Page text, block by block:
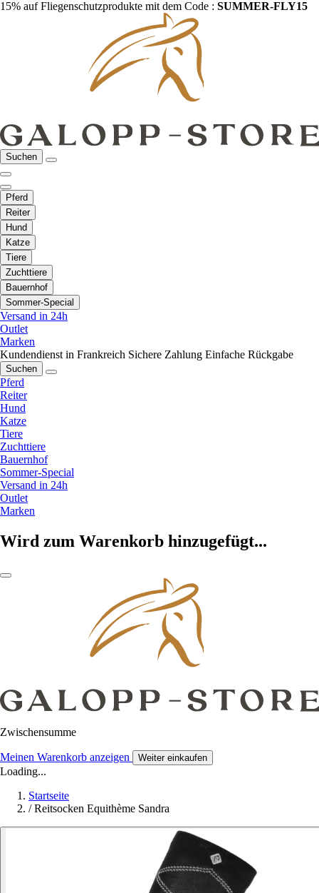
15% auf Fliegenschutzprodukte mit dem Code : SUMMER-FLY15
Suchen
Pferd
Reiter
Hund
Katze
Tiere
Zuchttiere
Bauernhof
Sommer-Special
Versand in 24h
Outlet
Marken
Kundendienst in Frankreich Sichere Zahlung Einfache Rückgabe
Suchen
Pferd
Reiter
Hund
Katze
Tiere
Zuchttiere
Bauernhof
Sommer-Special
Versand in 24h
Outlet
Marken
Wird zum Warenkorb hinzugefügt...
Zwischensumme
Meinen Warenkorb anzeigen Weiter einkaufen
Loading...
Startseite
/ Reitsocken Equithème Sandra